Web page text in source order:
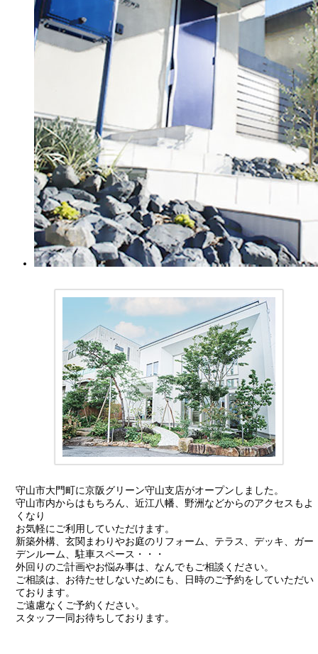
守山市大門町に京阪グリーン守山支店がオープンしました。
守山市内からはもちろん、近江八幡、野洲などからのアクセスもよ
くなり
お気軽にご利用していただけます。
新築外構、玄関まわりやお庭のリフォーム、テラス、デッキ、ガー
デンルーム、駐車スペース・・・
外回りのご計画やお悩み事は、なんでもご相談ください。
ご相談は、お待たせしないためにも、日時のご予約をしていただい
ております。
ご遠慮なくご予約ください。
スタッフ一同お待ちしております。